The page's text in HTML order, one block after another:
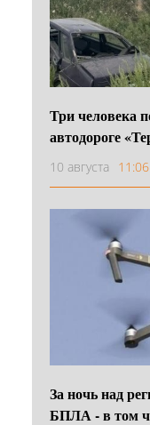
Три человека
автодороге
10 августа 11:06
За ночь над
БПЛА - в том